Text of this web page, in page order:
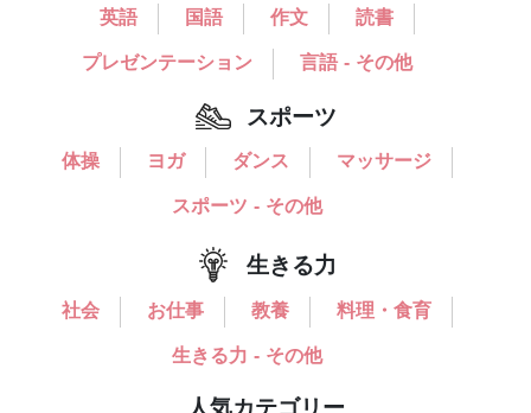
英語 国語 作文
読書
プレゼンテーション
言語 - その他
スポーツ
体操 ヨガ ダンス
マッサージ
スポーツ - その他
生きる力
社会 お仕事 教養
料理・食育
生きる力 - その他